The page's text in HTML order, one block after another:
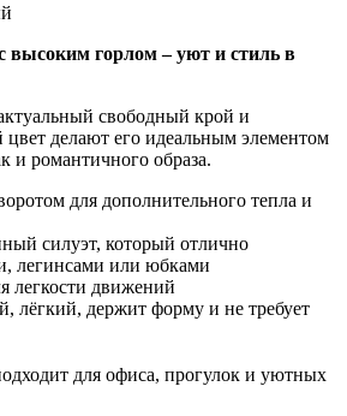
высоким горлом – уют и стиль в
свободный крой и
делают его идеальным элементом
и романтичного образа.
для дополнительного тепла и
силуэт, который отлично
легинсами или юбками
легкости движений
лёгкий, держит форму и не требует
для офиса, прогулок и уютных